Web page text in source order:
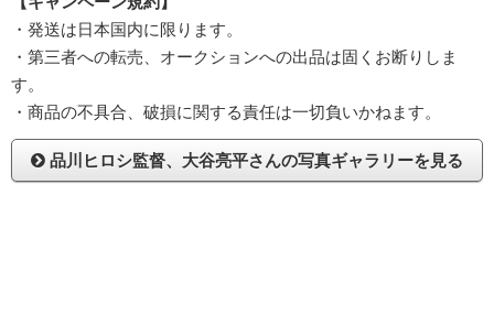
・発送は日本国内に限ります。
・第三者への転売、オークションへの出品は固くお断りしま
す。
・商品の不具合、破損に関する責任は一切負いかねます。
品川ヒロシ監督、大谷亮平さんの写真ギャラリーを見る